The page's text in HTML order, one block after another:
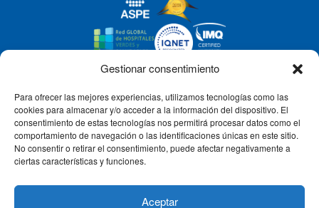
Gestionar consentimiento
Para ofrecer las mejores experiencias, utilizamos tecnologías como las
cookies para almacenar y/o acceder a la información del dispositivo. El
consentimiento de estas tecnologías nos permitirá procesar datos como el
comportamiento de navegación o las identificaciones únicas en este sitio.
No consentir o retirar el consentimiento, puede afectar negativamente a
ciertas características y funciones.
Aceptar
CLÍNICA CEMTRO
QUIÉNES SOMOS